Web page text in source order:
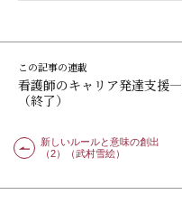
この記事の連載
看護師のキャリア発達支援
（終了）
新しいルールと意味の創出
（2）（武村雪絵）